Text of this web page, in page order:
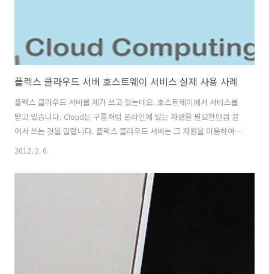
플렉스 클라우드 서버 호스트웨이 서비스 실제 사용 사례
플렉스 클라우드 서버를 제가 쓰고 있는데요. 호스트웨이에서 서비스를
받고 있습니다. Cloud는 구름처럼 온라인에 있는 자원을 필요한만큼 끌
어서 쓰는 것을 말합니다. 플렉스 클라우드 서버는 그 자원을 이용하여
성 할 경우 호스팅등을 이용할텐데요. 플렉스 클라우드 서비스를 이용하
면 딱 필요한 만큼의 서버구성으로 사용한 만큼 비용을 지불하고 쓸 수
있습니다. 그리고 수십분 내에 바로 서버를 웹상에서 구성 완료 할 수 있
다는 점도 장점이죠. 호스트웨이의 플렉스 클라우드는 정액제는 물론 종
량제 서비스를 지원하고 있습니다. 만약 몇 달만 쓰고 서버 구성을 해지
2012. 2. 6.